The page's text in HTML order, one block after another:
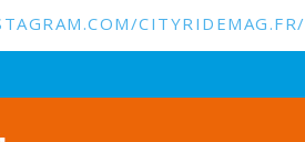
CITYRIDEMAG.FR/